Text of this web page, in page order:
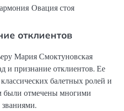
Овация стоя
отклиентов
Мария Смоктуновская
и признание отклиентов. Ее
балетных ролей и
были отмечены многими